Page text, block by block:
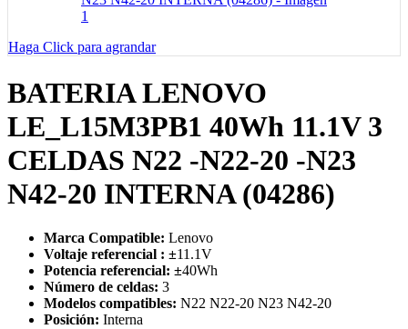
Haga Click para agrandar
BATERIA LENOVO
LE_L15M3PB1 40Wh 11.1V 3
CELDAS N22 -N22-20 -N23
N42-20 INTERNA (04286)
Marca Compatible: Lenovo
Voltaje referencial : ±11.1V
Potencia referencial: ±40Wh
Número de celdas: 3
Modelos compatibles: N22 N22-20 N23 N42-20
Posición: Interna